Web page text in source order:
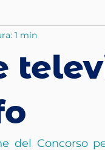
1 min
del Concorso